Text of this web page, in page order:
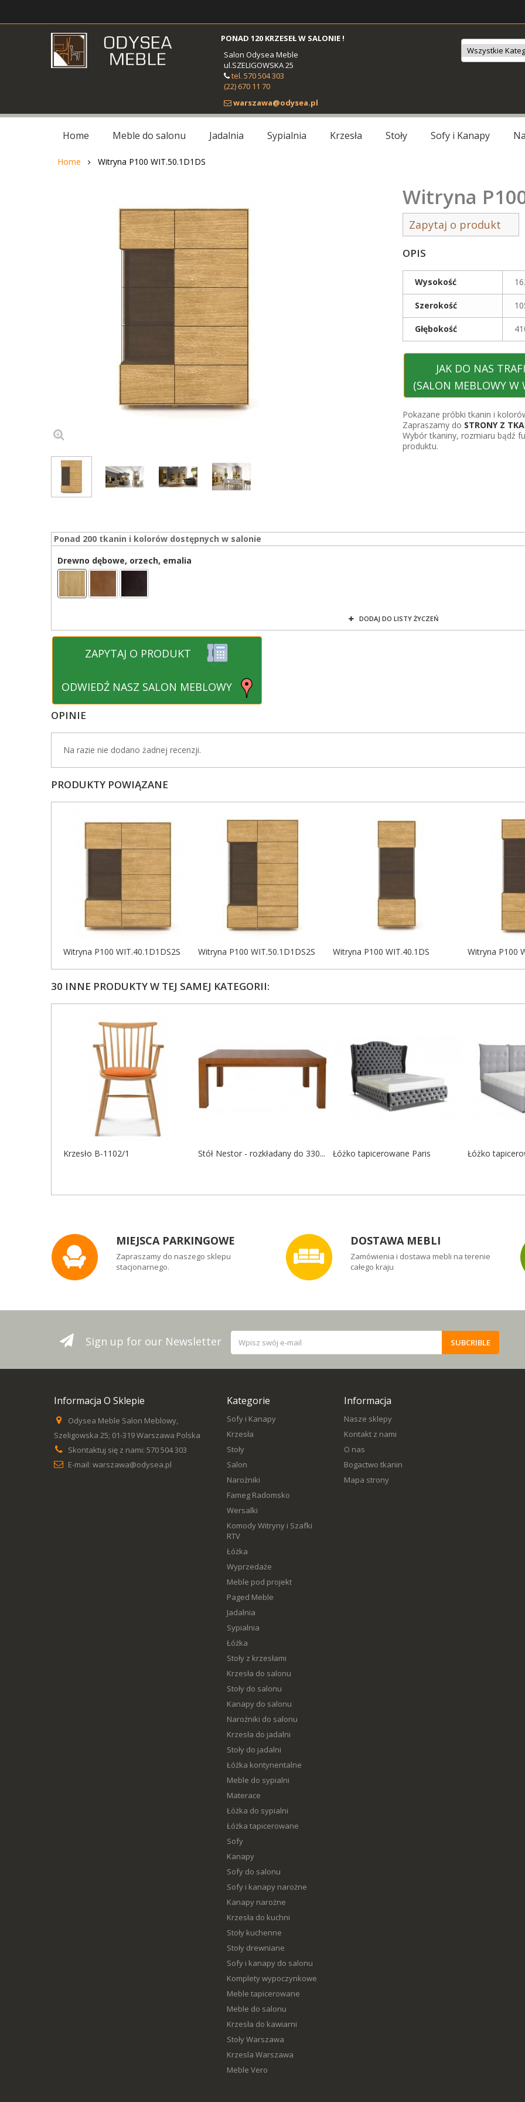
PONAD 120 KRZESEŁ W SALONIE !
Salon Odysea Meble
ul.SZELIGOWSKA 25
tel. 570 504 303
(22) 670 11 70
warszawa@odysea.pl
Home Meble do salonu Jadalnia Sypialnia Krzesła Stoły Sofy i Kanapy
Home Witryna P100 WIT.50.1D1DS
Witryna
Zapytaj o produkt
OPIS
Wysokość
Szerokość
Głębokość
JAK DO NAS
(SALON MEBLOWY W
Pokazane próbki tkanin i
Zapraszamy do STRONY Z
Wybór tkaniny, rozmiaru bądź
produktu.
Ponad 200 tkanin i kolorów dostępnych w salonie
Drewno dębowe, orzech, emalia
DODAJ DO LISTY ŻYCZEŃ
ZAPYTAJ O PRODUKT
ODWIEDŹ NASZ SALON MEBLOWY
OPINIE
Na razie nie dodano żadnej recenzji.
PRODUKTY POWIĄZANE
Witryna P100 WIT.40.1D1DS2S Witryna P100 WIT.50.1D1DS2S Witryna P100 WIT.40.1DS Witryna P100
30 INNE PRODUKTY W TEJ SAMEJ KATEGORII:
Krzesło B-1102/1 Stół Nestor - rozkładany do 330... Łóżko tapicerowane Paris Łóżko
MIEJSCA PARKINGOWE
Zapraszamy do naszego sklepu
stacjonarnego.
DOSTAWA MEBLI
Zamówienia i dostawa mebli na terenie
całego kraju
Sign up for our Newsletter SUBCRIBLE
Informacja O Sklepie
Odysea Meble Salon Meblowy,
Szeligowska 25; 01-319 Warszawa Polska
Skontaktuj się z nami: 570 504 303
E-mail: warszawa@odysea.pl
Kategorie
Sofy i Kanapy
Krzesła
Stoły
Salon
Narożniki
Fameg Radomsko
Wersalki
Komody Witryny i Szafki
RTV
Łóżka
Wyprzedaże
Meble pod projekt
Paged Meble
Jadalnia
Sypialnia
Łóżka
Stoły z krzesłami
Krzesła do salonu
Stoły do salonu
Kanapy do salonu
Narożniki do salonu
Krzesła do jadalni
Stoły do jadalni
Łóżka kontynentalne
Meble do sypialni
Materace
Łóżka do sypialni
Łóżka tapicerowane
Sofy
Kanapy
Sofy do salonu
Sofy i kanapy narożne
Kanapy narożne
Krzesła do kuchni
Stoły kuchenne
Stoły drewniane
Sofy i kanapy do salonu
Komplety wypoczynkowe
Meble tapicerowane
Meble do salonu
Krzesła do kawiarni
Stoły Warszawa
Krzesla Warszawa
Meble Vero
Informacja
Nasze sklepy
Kontakt z nami
O nas
Bogactwo tkanin
Mapa strony